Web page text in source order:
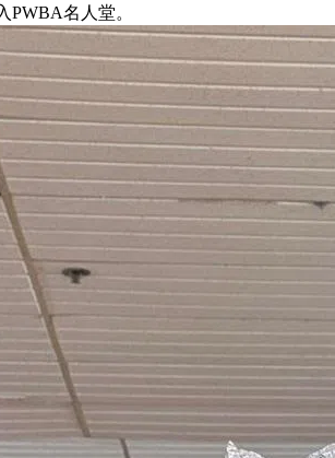
PWBA名人堂。